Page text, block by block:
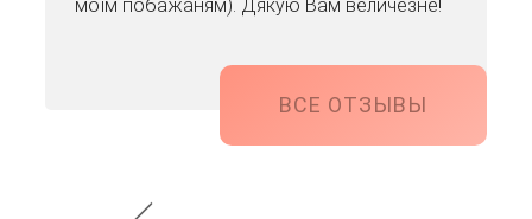
моїм побажаням). Дякую Вам величезне!
ВСЕ ОТЗЫВЫ